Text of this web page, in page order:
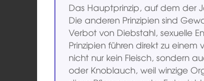
Das Hauptprinzip, auf dem der
Die anderen Prinzipien sind
Verbot von Diebstahl, sexuelle
Prinzipien führen direkt zu
nicht nur kein Fleisch, sondern
oder Knoblauch, weil winzige